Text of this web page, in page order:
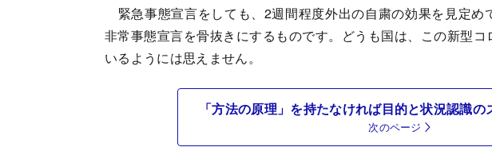
緊急事態宣言をしても、2週間程度外出の自粛の効果を見定め
非常事態宣言を骨抜きにするものです。どうも国は、この新型
いるようには思えません。
「方法の原理」を持たなければ目的と状況認識
次のページ